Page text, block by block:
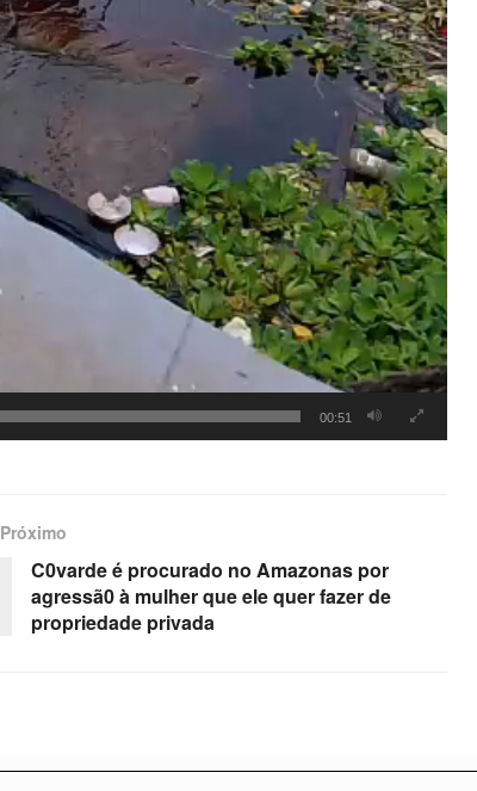
00:51
Próximo
C0varde é procurado no Amazonas por
agressã0 à mulher que ele quer fazer de
propriedade privada